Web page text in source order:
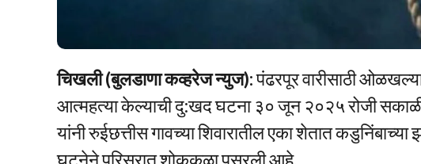
चिखली (बुलडाणा कव्हरेज न्युज):पंढरपूर वारीसाठी
आत्महत्या केल्याची दु:खद घटना ३० जून २०२५ रोजी
यांनी रुईछत्तीस गावच्या शिवारातील एका शेतात
घटनेने परिसरात शोककळा पसरली आहे.